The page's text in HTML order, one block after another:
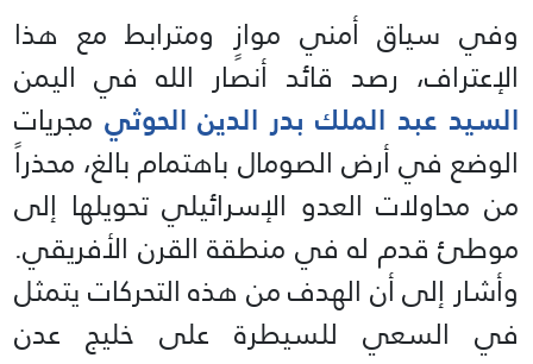
وفي سياق أمني موازٍ ومترابط مع هذا
الإعتراف، رصد قائد أنصار الله في اليمن
السيد عبد الملك بدر الدين الحوثي مجريات
الوضع في أرض الصومال باهتمام بالغ، محذراً
من محاولات العدو الإسرائيلي تحويلها إلى
موطئ قدم له في منطقة القرن الأفريقي.
وأشار إلى أن الهدف من هذه التحركات يتمثل
في السعي للسيطرة على خليج عدن